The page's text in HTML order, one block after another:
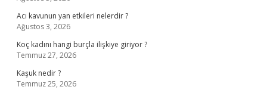
Acı kavunun yan etkileri nelerdir ?
Ağustos 3, 2026
Koç kadını hangi burçla ilişkiye giriyor ?
Temmuz 27, 2026
Kaşuk nedir ?
Temmuz 25, 2026